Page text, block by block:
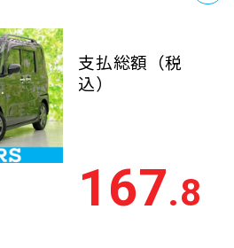
支払総額 （税
込）
167.8